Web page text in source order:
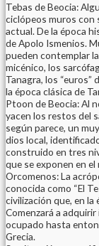
Tebas de Beocia:
ciclópeos muros con
actual. De la época
de Apolo Ismenios.
pueden contemplar
micénico, los
Tanagra, los
la época clásica de
Ptoon de Beocia: Al
yacen los restos del
según parece, un
dios local,
construido en tres
que se exponen en el
Orcomenos: La
conocida como “El
civilización que, en la
Comenzará a
ocupado hasta
Grecia.